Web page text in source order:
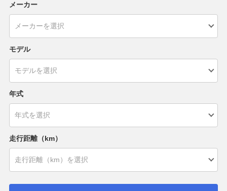
メーカー
モデル
年式
走行距離（km）